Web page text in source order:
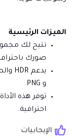
الميزات الرئيسية
تتيح لك
صورك
و PNG.
توفر هذه
احترافية.
الإيجابيات